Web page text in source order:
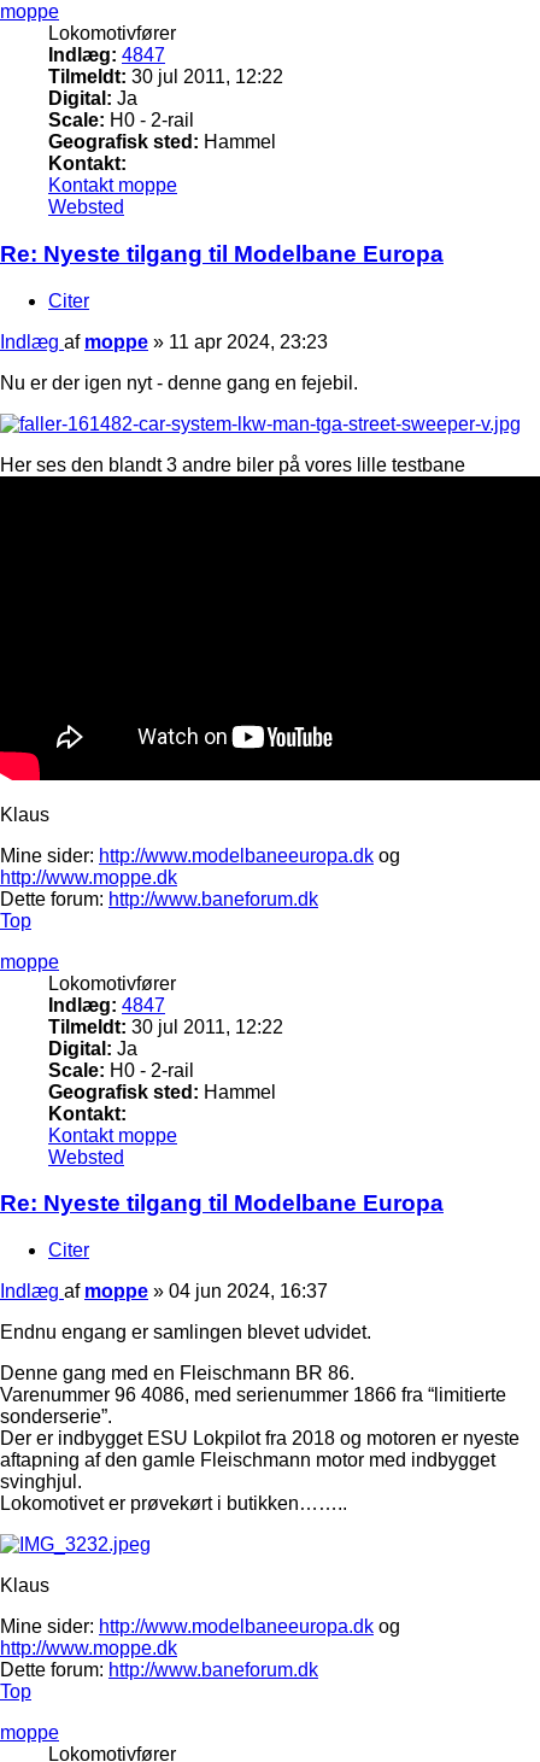
moppe
Lokomotivfører
Indlæg: 4847
Tilmeldt: 30 jul 2011, 12:22
Digital: Ja
Scale: H0 - 2-rail
Geografisk sted: Hammel
Kontakt:
Kontakt moppe
Websted
Re: Nyeste tilgang til Modelbane Europa
Citer
Indlæg af moppe » 11 apr 2024, 23:23
Nu er der igen nyt - denne gang en fejebil.
Her ses den blandt 3 andre biler på vores lille testbane
Klaus
Mine sider: http://www.modelbaneeuropa.dk og
http://www.moppe.dk
Dette forum: http://www.baneforum.dk
Top
moppe
Lokomotivfører
Indlæg: 4847
Tilmeldt: 30 jul 2011, 12:22
Digital: Ja
Scale: H0 - 2-rail
Geografisk sted: Hammel
Kontakt:
Kontakt moppe
Websted
Re: Nyeste tilgang til Modelbane Europa
Citer
Indlæg af moppe » 04 jun 2024, 16:37
Endnu engang er samlingen blevet udvidet.
Denne gang med en Fleischmann BR 86.
Varenummer 96 4086, med serienummer 1866 fra “limitierte
sonderserie”.
Der er indbygget ESU Lokpilot fra 2018 og motoren er nyeste
aftapning af den gamle Fleischmann motor med indbygget
svinghjul.
Lokomotivet er prøvekørt i butikken……..
Klaus
Mine sider: http://www.modelbaneeuropa.dk og
http://www.moppe.dk
Dette forum: http://www.baneforum.dk
Top
moppe
Lokomotivfører